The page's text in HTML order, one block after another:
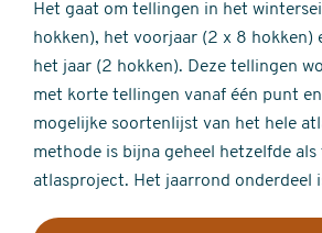
Het gaat om tellingen in het
hokken), het voorjaar (2 x 8 hokken)
het jaar (2 hokken). Deze tellingen
met korte tellingen vanaf één punt
mogelijke soortenlijst van het hele
methode is bijna geheel hetzelfde
atlasproject. Het jaarrond onderdeel